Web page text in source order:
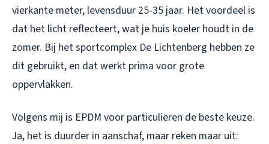
vierkante meter, levensduur 25-35 jaar. Het voordeel is
dat het licht reflecteert, wat je huis koeler houdt in de
zomer. Bij het sportcomplex De Lichtenberg hebben ze
dit gebruikt, en dat werkt prima voor grote
oppervlakken.
Volgens mij is EPDM voor particulieren de beste keuze.
Ja, het is duurder in aanschaf, maar reken maar uit: